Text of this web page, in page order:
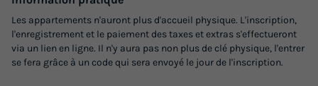
Meilleur prix pour 7 nuits
388 €
291 €
-25%
d'économie
Les appartements n'auront plus d'accueil physique. L'inscription,
l'enregistrement et le paiement des taxes et extras s'effectueront
via un lien en ligne. Il n'y aura pas non plus de clé physique, l'entrer
se fera grâce à un code qui sera envoyé le jour de l'inscription.